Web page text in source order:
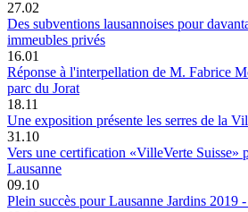
27.02
Des subventions lausannoises pour
immeubles privés
16.01
Réponse à l'interpellation de M. Fabrice
parc du Jorat
18.11
Une exposition présente les serres de la
31.10
Vers une certification «VilleVerte Suisse»
Lausanne
09.10
Plein succès pour Lausanne Jardins 2019